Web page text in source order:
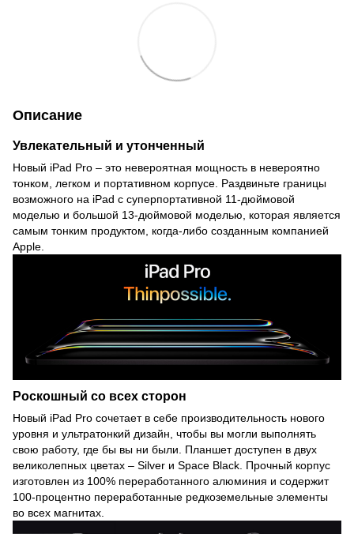
Описание
Увлекательный и утонченный
Новый iPad Pro – это невероятная мощность в невероятно
тонком, легком и портативном корпусе. Раздвиньте границы
возможного на iPad с суперпортативной 11-дюймовой
моделью и большой 13-дюймовой моделью, которая является
самым тонким продуктом, когда-либо созданным компанией
Apple.
Роскошный со всех сторон
Новый iPad Pro сочетает в себе производительность нового
уровня и ультратонкий дизайн, чтобы вы могли выполнять
свою работу, где бы вы ни были. Планшет доступен в двух
великолепных цветах – Silver и Space Black. Прочный корпус
изготовлен из 100% переработанного алюминия и содержит
100-процентно переработанные редкоземельные элементы
во всех магнитах.